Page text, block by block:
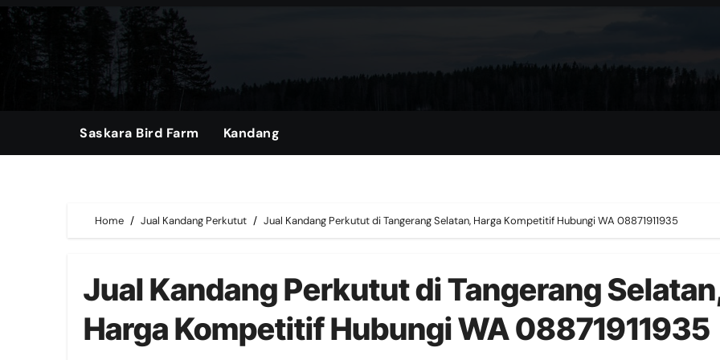
Skip
content
Saskara Bird Farm Kandang
Home Jual Kandang Perkutut Jual Kandang Perkutut di Tangerang Selatan, Harga Kompetitif Hubungi WA 08871911935
Jual Kandang Perkutut di Tangerang
Harga Kompetitif Hubungi WA 08871911935